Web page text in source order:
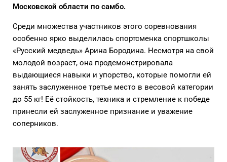
Московской области по самбо.
Среди множества участников этого соревнования
особенно ярко выделилась спортсменка спортшколы
«Русский медведь» Арина Бородина. Несмотря на свой
молодой возраст, она продемонстрировала
выдающиеся навыки и упорство, которые помогли ей
занять заслуженное третье место в весовой категории
до 55 кг! Её стойкость, техника и стремление к победе
принесли ей заслуженное признание и уважение
соперников.